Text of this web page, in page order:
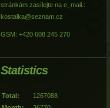
stránkám zasílejte na e_mail.:
kostalka@seznam.cz
GSM: +420 608 245 270
Statistics
Total:
1267088